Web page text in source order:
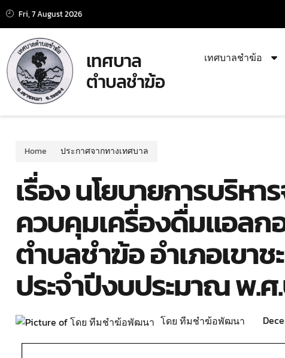
Fri, 7 August 2026
เทศบาล
ตำบลชำฆ้อ
เทศบาลชำฆ้อ
Home ประกาศจากทางเทศบาล
เรื่อง นโยบายการบริห
ควบคุมเครื่องดื่มแอลก
ตำบลชำฆ้อ อำเภอเขาช
ประจำปีงบประมาณ พ.
โดย ทีมชำฆ้อพัฒนา